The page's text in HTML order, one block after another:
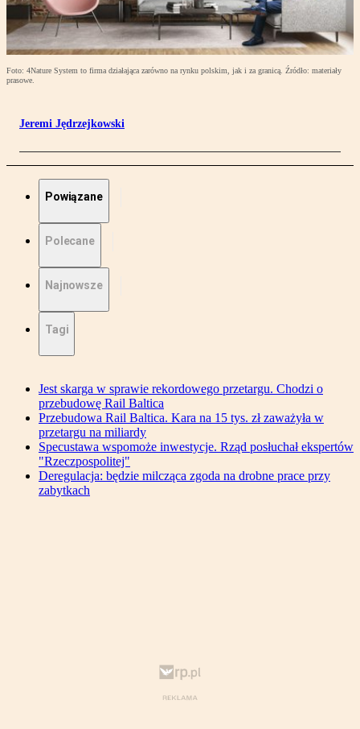
Foto: 4Nature System to firma działająca zarówno na rynku polskim, jak i za granicą. Źródło: materiały
prasowe.
Jeremi Jędrzejkowski
Powiązane
Polecane
Najnowsze
Tagi
Jest skarga w sprawie rekordowego przetargu. Chodzi o
przebudowę Rail Baltica
Przebudowa Rail Baltica. Kara na 15 tys. zł zaważyła w
przetargu na miliardy
Specustawa wspomoże inwestycje. Rząd posłuchał ekspertów
"Rzeczpospolitej"
Deregulacja: będzie milcząca zgoda na drobne prace przy
zabytkach